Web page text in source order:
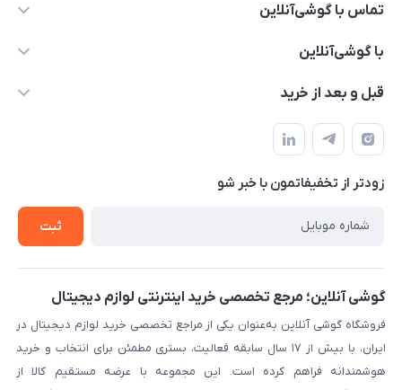
تماس با گوشی‌آنلاین
۰۲۱91001221
با گوشی‌آنلاین
درباره ما
حساب کاربری
حریم خصوصی
بلاگ
قبل و بعد از خرید
نحوه خرید از گوشی آنلاین
شرایط ضمانت هفت روزه
روش ارسال کالا در گوشی آنلاین
روش بازگردانی کالا
زودتر از تخفیفاتمون با خبر شو
ثبت
گوشی آنلاین؛ مرجع تخصصی خرید اینترنتی لوازم دیجیتال
فروشگاه گوشی آنلاین به‌عنوان یکی از مراجع تخصصی خرید لوازم دیجیتال در
ایران، با بیش از ۱۷ سال سابقه فعالیت، بستری مطمئن برای انتخاب و خرید
هوشمندانه فراهم کرده است. این مجموعه با عرضه مستقیم کالا از